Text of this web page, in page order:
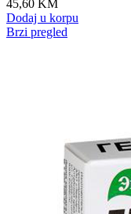
45,60 KM
Dodaj u korpu
Brzi pregled